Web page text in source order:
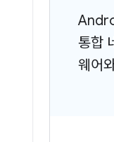
통합
웨어